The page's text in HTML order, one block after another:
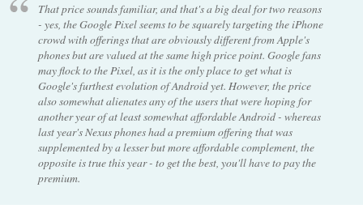
That price sounds familiar, and that's a big deal for two reasons
- yes, the Google Pixel seems to be squarely targeting the iPhone
crowd with offerings that are obviously different from Apple's
phones but are valued at the same high price point. Google fans
may flock to the Pixel, as it is the only place to get what is
Google's furthest evolution of Android yet. However, the price
also somewhat alienates any of the users that were hoping for
another year of at least somewhat affordable Android - whereas
last year's Nexus phones had a premium offering that was
supplemented by a lesser but more affordable complement, the
opposite is true this year - to get the best, you'll have to pay the
premium.